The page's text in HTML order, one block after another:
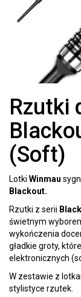
Rzutki
(Soft)
Lotki Winmau
Blackout.
Rzutki z serii
świetnym
wykończenia
gładkie groty,
elektronicznych
W zestawie z
stylistyce rzutek.